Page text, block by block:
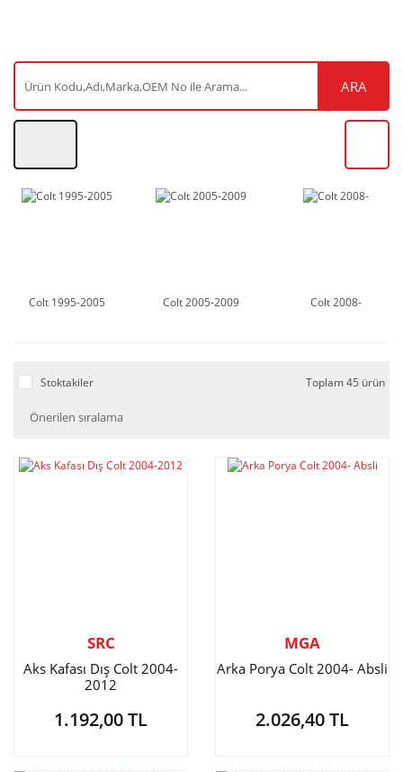
ARA
Colt 1995-2005 Colt 2005-2009 Colt 2008-
Stoktakiler Toplam 45 ürün
SRC
Aks Kafası Dış Colt 2004-
2012
1.192,00 TL
MGA
Arka Porya Colt 2004- Absli
2.026,40 TL